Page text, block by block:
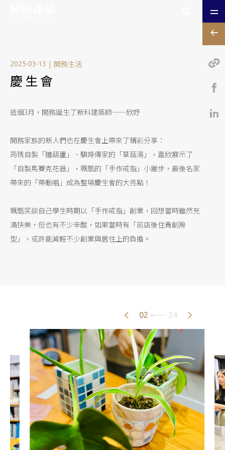
2025-03-13 | 開務生活
慶生會
這個3月，開務誕生了新科建築師——欣妤
開務家族的新人們也在慶生會上帶來了精彩分享：
筠琇自製「糖葫蘆」、騏婷傳家的「草菇湯」，嘉欣展示了
「自製馬賽克花器」，珮甄的「手作戒指」小撇步，最後名家
帶來的「帶動唱」成為整場慶生會的大亮點！
珮甄笑談自己學生時期以「手作戒指」創業，回想當時雖然充
滿快樂，但也有不少辛酸，如果當時有「前店後住青創房
型」，或許能減輕不少創業與居住上的負擔。
02 24